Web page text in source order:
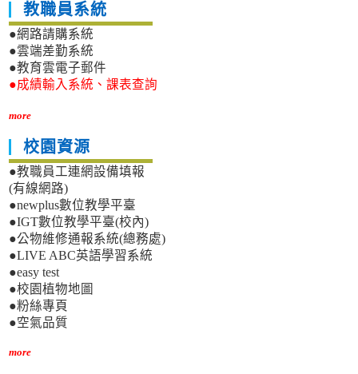
教職員系統
●網路請購系統
●雲端差勤系統
●教育雲電子郵件
●成績輸入系統、課表查詢
more
校園資源
●教職員工連網設備填報
(有線網路)
●newplus數位教學平臺
●IGT數位教學平臺(校內)
●公物維修通報系統(總務處)
●LIVE ABC英語學習系統
●easy test
●校園植物地圖
●粉絲專頁
●空氣品質
more